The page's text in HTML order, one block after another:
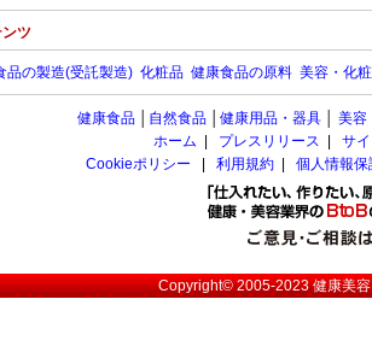
ツ
品の製造(受託製造) 化粧品 健康食品の原料 美容・化
健康食品 自然食品 健康用品・器具 美容
ホーム
プレスリリース
サ
Cookieポリシー
利用規約 個人情報
Copyright© 2005-2023健康美